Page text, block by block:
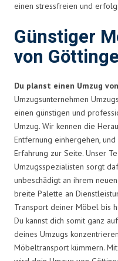
einen stressfreien und
Günstiger
von
Du planst einen Umzug
Umzugsunternehmen
einen günstigen und
Umzug. Wir kennen die
Entfernung einhergehen,
Erfahrung zur Seite. Unser
Umzugsspezialisten sorgt
unbeschädigt an ihrem
breite Palette an
Transport deiner Möbel bis
Du kannst dich somit ganz
deines Umzugs
Möbeltransport kümmern.